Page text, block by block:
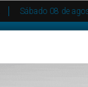
Sábado 08 de